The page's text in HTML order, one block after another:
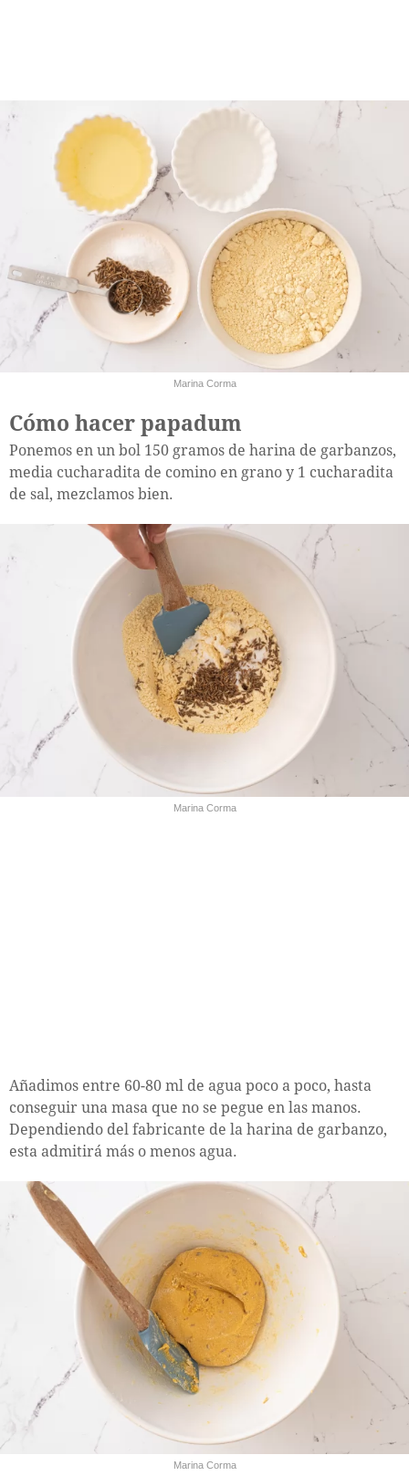
Marina Corma
Cómo hacer papadum
Ponemos en un bol 150 gramos de harina de garbanzos,
media cucharadita de comino en grano y 1 cucharadita
de sal, mezclamos bien.
Marina Corma
Añadimos entre 60-80 ml de agua poco a poco, hasta
conseguir una masa que no se pegue en las manos.
Dependiendo del fabricante de la harina de garbanzo,
esta admitirá más o menos agua.
Marina Corma